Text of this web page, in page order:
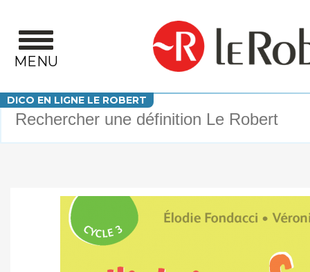
MENU
DICO EN LIGNE LE ROBERT
Votre recherche